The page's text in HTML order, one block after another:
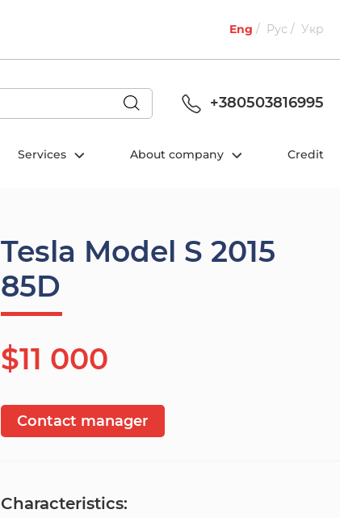
Eng Рус Укр
+380503816995
Services About company Credit
Tesla Model S 2015
85D
$11 000
Contact manager
Characteristics: